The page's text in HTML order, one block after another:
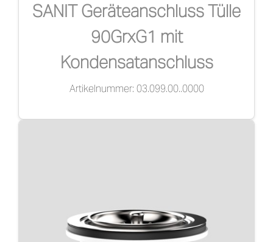
SANIT Geräteanschluss Tülle
90GrxG1 mit
Kondensatanschluss
Artikelnummer: 03.099.00..0000